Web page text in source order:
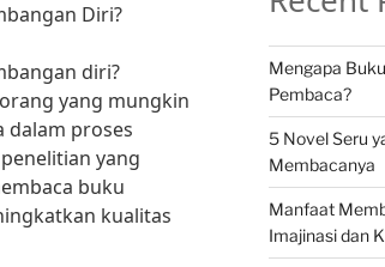
Diri?
diri?
yang mungkin
dalam proses
yang
buku
kualitas
Mengapa
Pembaca?
5 Novel Seru
Membacanya
Manfaat
Imajinasi dan